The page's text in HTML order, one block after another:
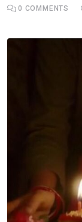
0 COMMENTS